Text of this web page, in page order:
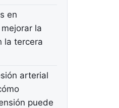
en
la
la tercera
arterial
puede